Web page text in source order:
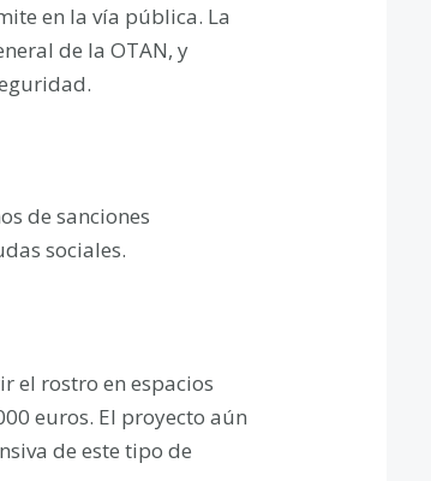
en la vía pública. La
de la OTAN, y
de sanciones
sociales.
el rostro en espacios
euros. El proyecto aún
de este tipo de